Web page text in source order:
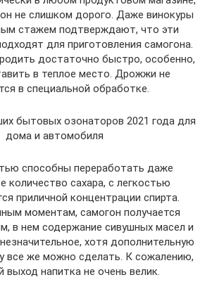
не слишком дорого. Даже винокуры
стажем подтверждают, что эти
для приготовления самогона.
достаточно быстро, особенно,
в теплое место. Дрожжи не
в специальной обработке.
бытовых озонаторов 2021 года для
дома и автомобиля
способны переработать даже
количество сахара, с легкостью
приличной концентрации спирта.
моментам, самогон получается
в нем содержание сивушных масел и
хотя дополнительную
все же можно сделать. К сожалению,
выход напитка не очень велик.